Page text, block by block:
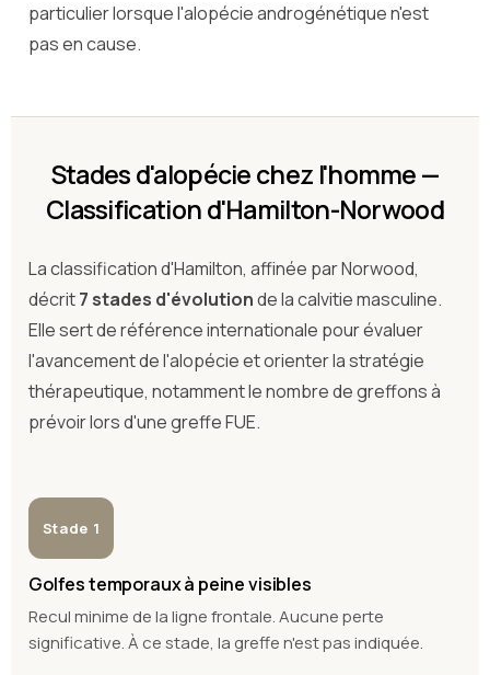
particulier lorsque l'alopécie androgénétique n'est
pas en cause.
Stades d'alopécie chez l'homme —
Classification d'Hamilton-Norwood
La classification d'Hamilton, affinée par Norwood,
décrit7 stades d'évolutionde la calvitie masculine.
Elle sert de référence internationale pour évaluer
l'avancement de l'alopécie et orienter la stratégie
thérapeutique, notamment le nombre de greffons à
prévoir lors d'une greffe FUE.
Stade 1
Golfes temporaux à peine visibles
Recul minime de la ligne frontale. Aucune perte
significative. À ce stade, la greffe n'est pas indiquée.